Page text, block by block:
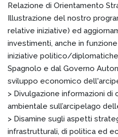
Relazione di Orientamento
Illustrazione del nostro
relative iniziative) ed
investimenti, anche in
iniziative politico/
Spagnolo e dal Governo
sviluppo economico
> Divulgazione informazioni
ambientale sull’arcipelago
> Disamine sugli aspetti
infrastrutturali, di politica ed